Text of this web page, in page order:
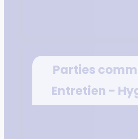
Parties
Entretien -